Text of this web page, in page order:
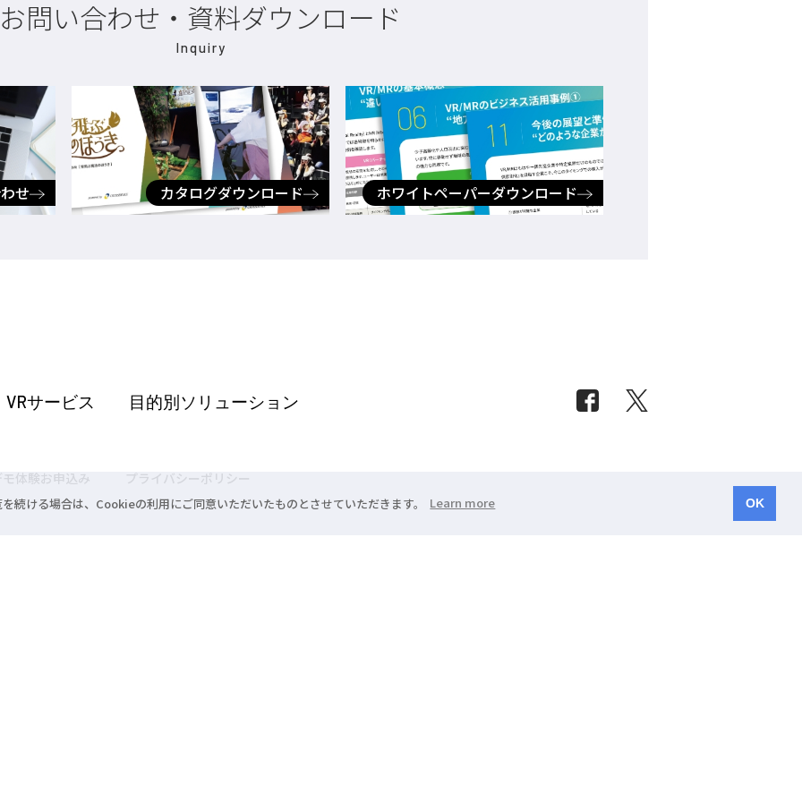
ける場合は、Cookieの利用にご同意いただいたものとさせていただきます。 Learn more OK
お問い合わせ・資料ダウンロード
Inquiry
せ カタログダウンロード ホワイトペーパーダウンロード
VRサービス 目的別ソリューション
体験お申込み プライバシーポリシー